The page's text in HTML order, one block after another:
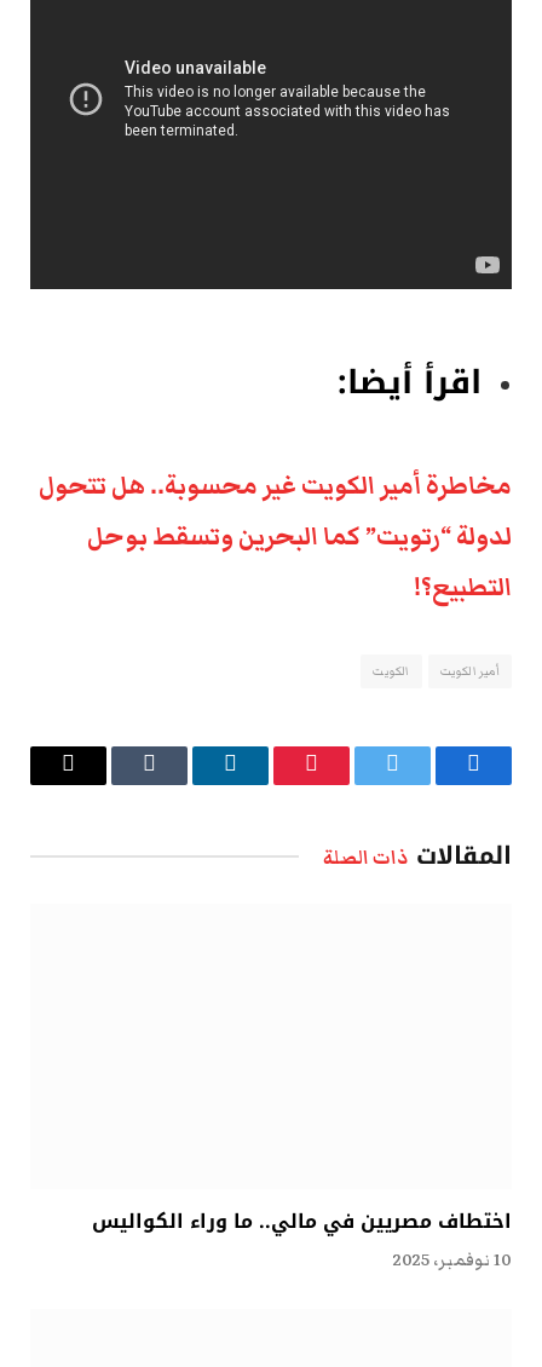
اقرأ أيضا:
مخاطرة أمير الكويت غير محسوبة.. هل تتحول
لدولة “رتويت” كما البحرين وتسقط بوحل
التطبيع؟!
أمير الكويت الكويت
فيسبوك تويتر بينتيريستلينكدإن Tumblr
البريد
المقالات ذات الصلة
اختطاف مصريين في مالي.. ما وراء الكواليس
10 نوفمبر، 2025